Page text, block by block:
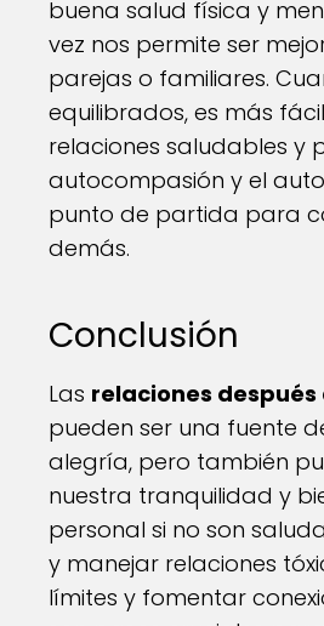
buena salud física y
vez nos permite ser
parejas o familiares.
equilibrados, es más
relaciones saludables y
autocompasión y el
punto de partida para
demás.
Conclusión
Las relaciones después
pueden ser una fuente
alegría, pero también
nuestra tranquilidad y
personal si no son
y manejar relaciones
límites y fomentar